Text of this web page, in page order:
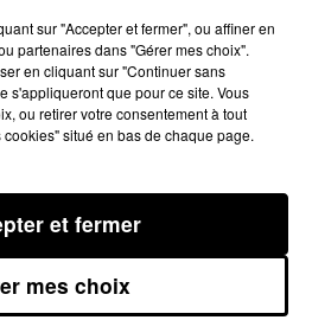
sec
DU 11/04/2024 À
sur "Accepter et fermer", ou affiner en
partenaires dans "Gérer mes choix".
en cliquant sur "Continuer sans
s'appliqueront que pour ce site. Vous
ou retirer votre consentement à tout
situé en bas de chaque page.
mes choix
et fermer